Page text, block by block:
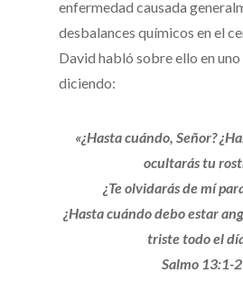
enfermedad causada
desbalances químicos en el
David habló sobre ello en uno
diciendo:
«¿Hasta cuándo, Señor?
ocultarás tu
¿Te olvidarás de mí
¿Hasta cuándo debo estar
triste todo el
Salmo 13:1-2